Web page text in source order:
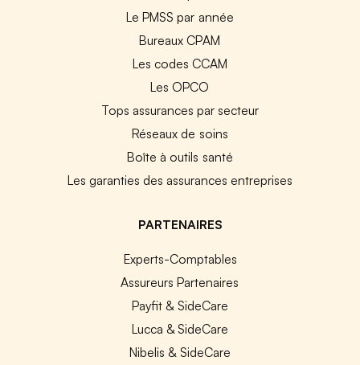
Le PMSS par année
Bureaux CPAM
Les codes CCAM
Les OPCO
Tops assurances par secteur
Réseaux de soins
Boîte à outils santé
Les garanties des assurances entreprises
PARTENAIRES
Experts-Comptables
Assureurs Partenaires
Payfit & SideCare
Lucca & SideCare
Nibelis & SideCare